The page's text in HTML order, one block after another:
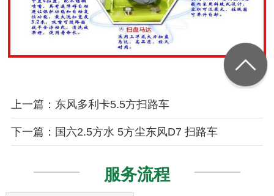
上一篇：东风多利卡5.5方扫路车
下一篇：国六2.5方水 5方尘东风D7 扫路车
服务流程